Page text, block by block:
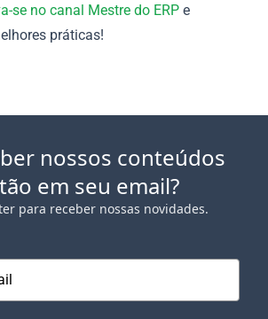
se no canal Mestre do ERP e
práticas!
nossos conteúdos
em seu email?
para receber nossas novidades.